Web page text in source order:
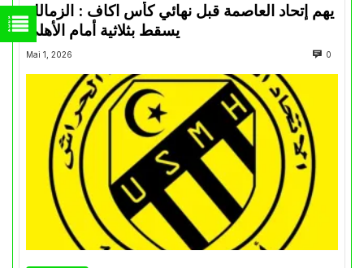
يهم إتحاد العاصمة قبل نهائي كأس اكاف : الزمالك
Mai 1, 2026 0